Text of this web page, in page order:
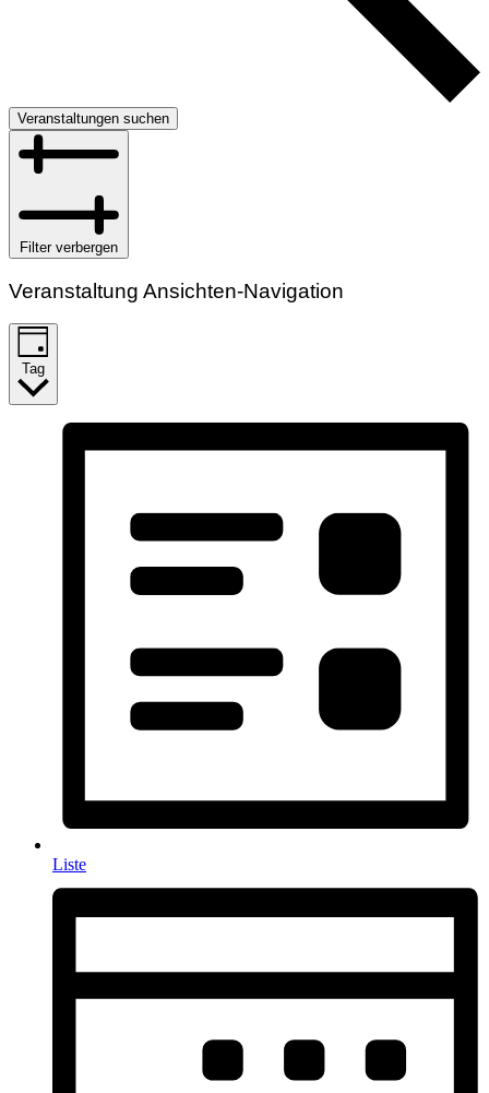
Veranstaltungen suchen
Filter verbergen
Veranstaltung Ansichten-Navigation
Tag
Liste